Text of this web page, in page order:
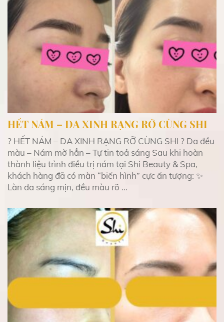
HẾT NÁM – DA XINH RẠNG RỠ CÙNG SHI
? HẾT NÁM – DA XINH RẠNG RỠ CÙNG SHI ? Da đều
màu – Nám mờ hẳn – Tự tin toả sáng Sau khi hoàn
thành liệu trình điều trị nám tại Shi Beauty & Spa,
khách hàng đã có màn “biến hình” cực ấn tượng: ✨
Làn da sáng mịn, đều màu rõ ...